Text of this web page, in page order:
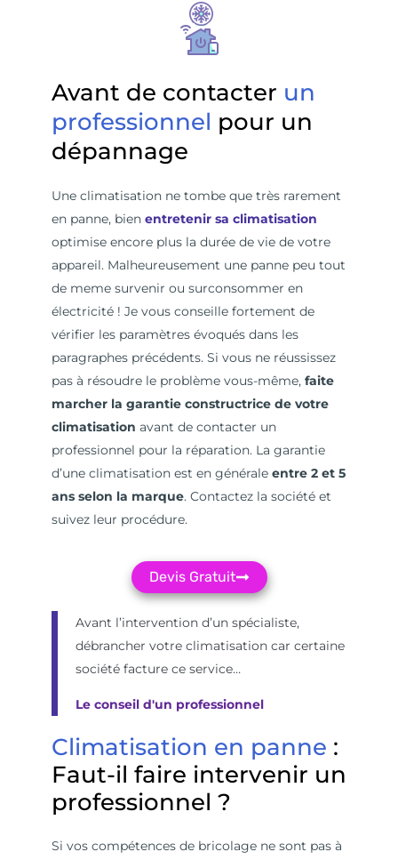
Avant de contacter un
professionnel pour un
dépannage
Une climatisation ne tombe que très rarement
en panne, bien entretenir sa climatisation
optimise encore plus la durée de vie de votre
appareil. Malheureusement une panne peu tout
de meme survenir ou surconsommer en
électricité ! Je vous conseille fortement de
vérifier les paramètres évoqués dans les
paragraphes précédents. Si vous ne réussissez
pas à résoudre le problème vous-même, faite
marcher la garantie constructrice de votre
climatisation avant de contacter un
professionnel pour la réparation. La garantie
d’une climatisation est en générale entre 2 et 5
ans selon la marque. Contactez la société et
suivez leur procédure.
Devis Gratuit
Avant l’intervention d’un spécialiste,
débrancher votre climatisation car certaine
société facture ce service…
Le conseil d'un professionnel
Climatisation en panne :
Faut-il faire intervenir un
professionnel ?
Si vos compétences de bricolage ne sont pas à